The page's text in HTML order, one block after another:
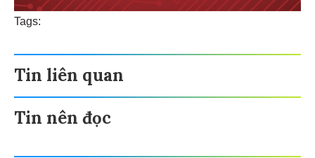
Tags:
Tin liên quan
Tin nên đọc